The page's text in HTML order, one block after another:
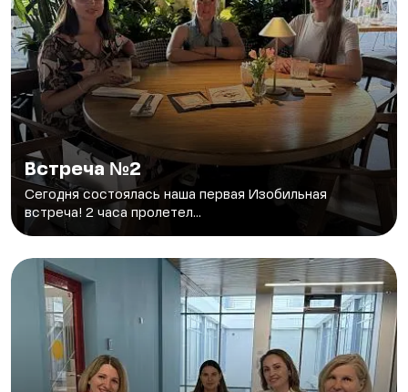
Встреча №2
Сегодня состоялась наша первая Изобильная
встреча! 2 часа пролетел...